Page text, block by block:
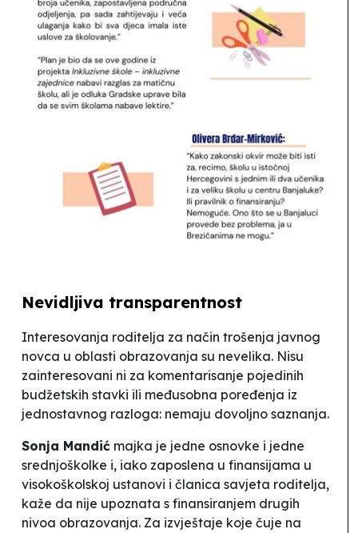
Nevidljiva transparentnost
Interesovanja roditelja za način trošenja javnog
novca u oblasti obrazovanja su nevelika. Nisu
zainteresovani ni za komentarisanje pojedinih
budžetskih stavki ili međusobna poređenja iz
jednostavnog razloga: nemaju dovoljno saznanja.
Sonja Mandić majka je jedne osnovke i jedne
srednjoškolke i, iako zaposlena u finansijama u
visokoškolskoj ustanovi i članica savjeta roditelja,
kaže da nije upoznata s finansiranjem drugih
nivoa obrazovanja. Za izvještaje koje čuje na